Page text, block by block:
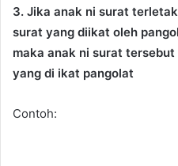
3. Jika anak ni surat
surat yang diikat oleh
maka anak ni surat
yang di ikat pangolat
Contoh: